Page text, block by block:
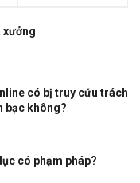
xưởng
có bị truy cứu trách
bạc không?
có phạm pháp?